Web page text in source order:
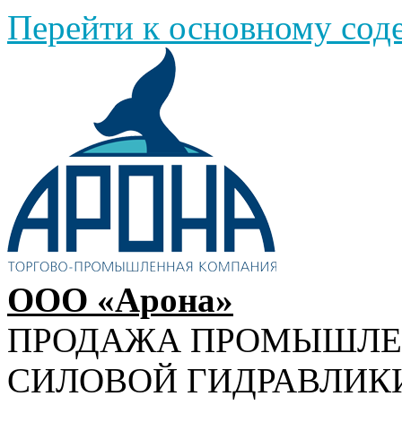
Перейти к основному
ООО «Арона»
ПРОДАЖА
СИЛОВОЙ